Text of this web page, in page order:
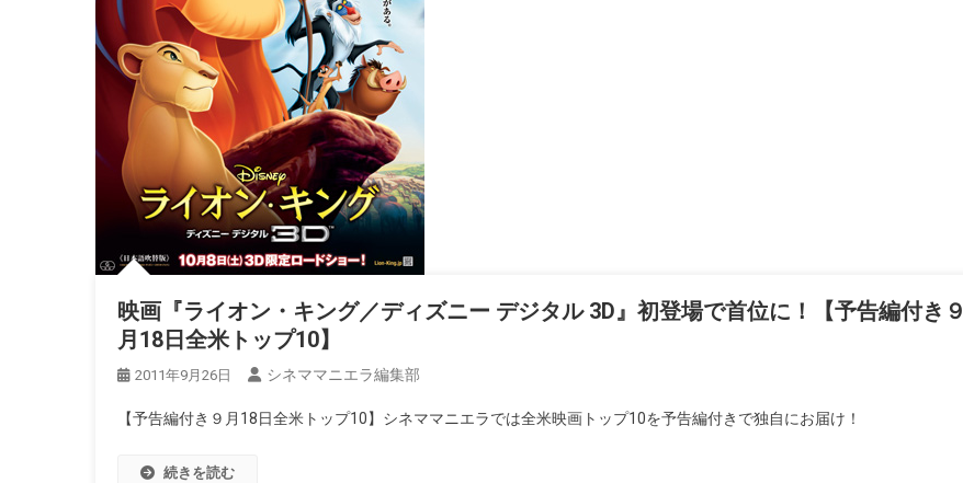
映画『ライオン・キング／ディズニー デジタル 3D』初登場で首位に！【予告編付き９
月18日全米トップ10】
2011年9月26日 シネママニエラ編集部
【予告編付き９月18日全米トップ10】シネママニエラでは全米映画トップ10を予告編付きで独自にお届け！
続きを読む